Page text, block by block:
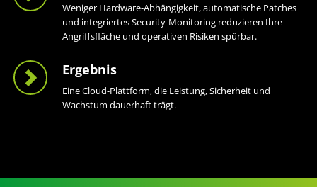
Weniger Hardware-Abhängigkeit, automatische Patches
und integriertes Security-Monitoring reduzieren Ihre
Angriffsfläche und operativen Risiken spürbar.
Ergebnis
Eine Cloud-Plattform, die Leistung, Sicherheit und
Wachstum dauerhaft trägt.